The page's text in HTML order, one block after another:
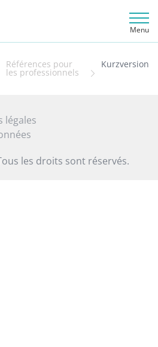
Menu
Références pour
les professionnels
Kurzversion
les droits sont réservés.
légales